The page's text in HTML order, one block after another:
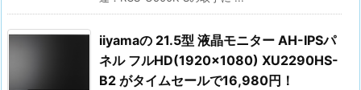
iiyamaの 21.5型 液晶モニター AH-IPSパ
ネル フルHD(1920×1080) XU2290HS-
B2 がタイムセールで16,980円！